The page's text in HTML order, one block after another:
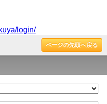
login/
ページの先頭へ戻る